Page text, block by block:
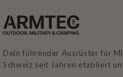
Dein führender Ausrüster für
Schweiz seit Jahren etabliert